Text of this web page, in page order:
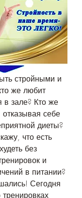
стройными и
же любит
в зале? Кто же
себе
диеты?
что есть
без
и
в питании?
Сегодня